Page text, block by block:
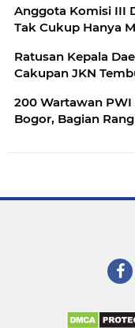
Anggota Komisi III
Tak Cukup Hanya
Ratusan Kepala
Cakupan JKN
200 Wartawan PWI
Bogor, Bagian